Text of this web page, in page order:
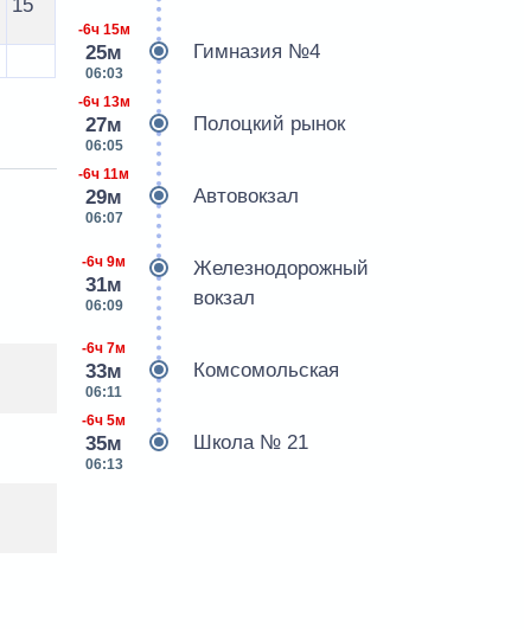
15
-6ч 15м
25м
06:03
Гимназия №4
-6ч 13м
27м
06:05
Полоцкий рынок
-6ч 11м
29м
06:07
Автовокзал
-6ч 9м
31м
06:09
Железнодорожный
вокзал
-6ч 7м
33м
06:11
Комсомольская
-6ч 5м
35м
06:13
Школа № 21